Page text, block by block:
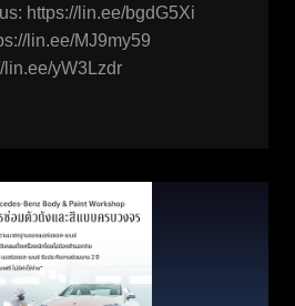
https://lin.ee/bgdG5Xi
lin.ee/MJ9my59
lin.ee/yW3Lzdr